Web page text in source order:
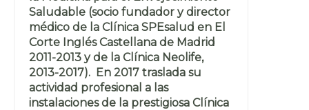
Saludable (socio fundador y director
médico de la Clínica SPEsalud en El
Corte Inglés Castellana de Madrid
2011-2013 y de la Clínica Neolife,
2013-2017). En 2017 traslada su
actividad profesional a las
instalaciones de la prestigiosa Clínica